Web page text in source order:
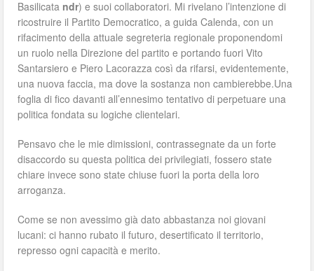
Basilicata ndr) e suoi collaboratori. Mi rivelano l’intenzione di
ricostruire il Partito Democratico, a guida Calenda, con un
rifacimento della attuale segreteria regionale proponendomi
un ruolo nella Direzione del partito e portando fuori Vito
Santarsiero e Piero Lacorazza così da rifarsi, evidentemente,
una nuova faccia, ma dove la sostanza non cambierebbe.Una
foglia di fico davanti all’ennesimo tentativo di perpetuare una
politica fondata su logiche clientelari.
Pensavo che le mie dimissioni, contrassegnate da un forte
disaccordo su questa politica dei privilegiati, fossero state
chiare invece sono state chiuse fuori la porta della loro
arroganza.
Come se non avessimo già dato abbastanza noi giovani
lucani: ci hanno rubato il futuro, desertificato il territorio,
represso ogni capacità e merito.